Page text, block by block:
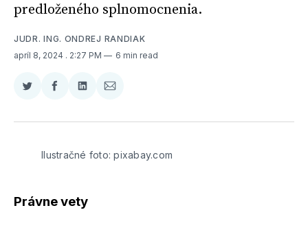
predloženého splnomocnenia.
JUDR. ING. ONDREJ RANDIAK
apríl 8, 2024 . 2:27 PM 6 min read
Zdieľať
Twitter
Zdieľať
Facebooku
Zdieľať
LinkedIne
Zdieľať
E-
Ilustračné foto: pixabay.com
Právne vety